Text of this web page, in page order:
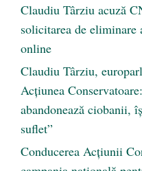
Claudiu Târziu acuză
solicitarea de
online
Claudiu Târziu,
Acțiunea
abandonează ciobanii,
suflet”
Conducerea Acțiunii